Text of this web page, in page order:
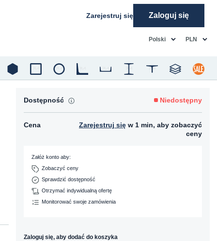
Zarejestruj się Zaloguj się
Polski PLN
Dostępność Niedostępny
Cena Zarejestruj się w 1 min, aby zobaczyć
ceny
Załóż konto aby:
Zobaczyć ceny
Sprawdzić dostępność
Otrzymać indywidualną ofertę
Monitorować swoje zamówienia
Zaloguj się, aby dodać do koszyka